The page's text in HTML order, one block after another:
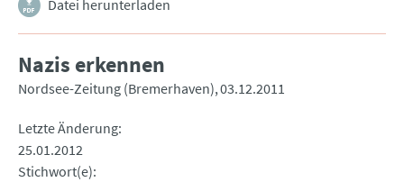
Datei herunterladen
Nazis erkennen
Nordsee-Zeitung (Bremerhaven) 03.12.2011
Letzte Änderung
25.01.2012
Stichwort(e)